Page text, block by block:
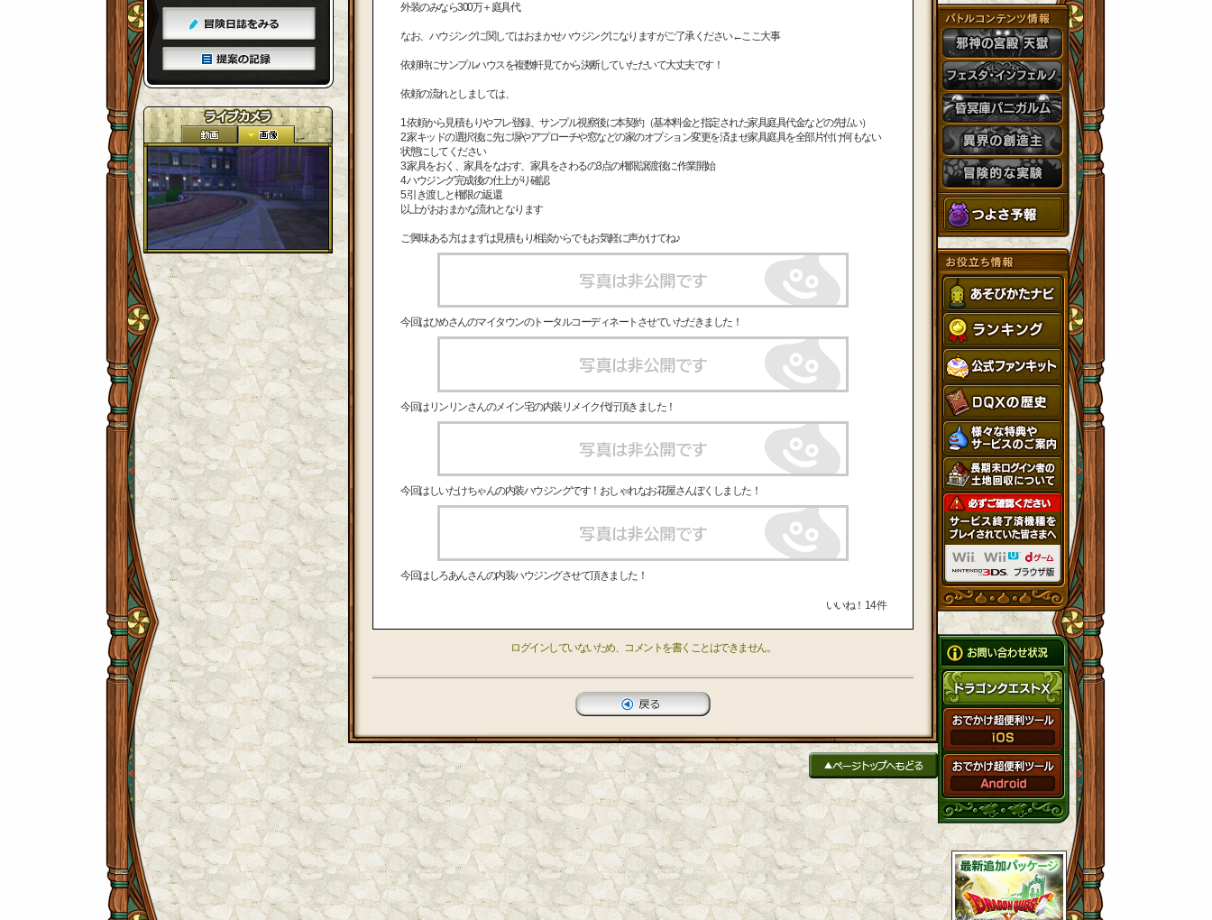
外装のみなら300万＋庭具代
なお、ハウジングに関してはおまかせハウジングになりますがご了承ください←ここ大事
依頼時にサンプルハウスを複数軒見てから決断していただいて大丈夫です！
依頼の流れとしましては、
1.依頼から見積もりやフレ登録、サンプル視察後に本契約（基本料金と指定された家具庭具代金などの先払い）
2.家キッドの選択後に先に塀やアプローチや窓などの家のオプション変更を済ませ家具庭具を全部片付け何もない
状態にしてください
3.家具をおく、家具をなおす、家具をさわるの3点の権限譲渡後に作業開始
4.ハウジング完成後の仕上がり確認
5.引き渡しと権限の返還
以上がおおまかな流れとなります
ご興味ある方はまずは見積もり相談からでもお気軽に声かけてね♪
今回はひめさんのマイタウンのトータルコーディネートさせていただきました！
今回はリンリンさんのメイン宅の内装リメイク代行頂きました！
今回はしいたけちゃんの内装ハウジングです！おしゃれなお花屋さんぽくしました！
今回はしろあんさんの内装ハウジングさせて頂きました！
いいね！ 14件
ログインしていないため、コメントを書くことはできません。